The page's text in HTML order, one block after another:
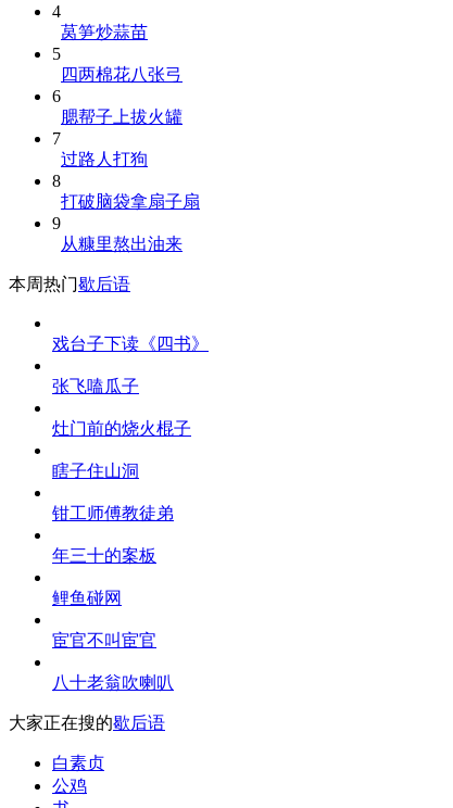
4
莴笋炒蒜苗
5
四两棉花八张弓
6
腮帮子上拔火罐
7
过路人打狗
8
打破脑袋拿扇子扇
9
从糠里熬出油来
本周热门歇后语
戏台子下读《四书》
张飞嗑瓜子
灶门前的烧火棍子
瞎子住山洞
钳工师傅教徒弟
年三十的案板
鲤鱼碰网
宦官不叫宦官
八十老翁吹喇叭
大家正在搜的歇后语
白素贞
公鸡